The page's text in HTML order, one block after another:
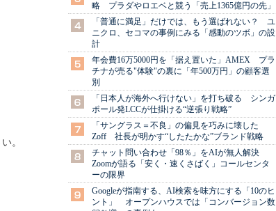
。
略 プラダやロエベと競う「売上1365億円の先」
「普通に満足」だけでは、もう選ばれない？ ユ
ニクロ、セコマの事例にみる「感動のツボ」の設
計
年会費16万5000円を「据え置いた」AMEX プラ
チナが売る"体験"の裏に「年500万円」の顧客選
別
「日本人が海外へ行けない」を打ち破る シンガ
ポール発LCCが仕掛ける“逆張り戦略”
「サングラス＝不良」の偏見を巧みに壊した
Zoff 社長が明かす“したたかな”ブランド戦略
チャット問い合わせ「98％」をAIが無人解決
Zoomが語る「安く・速くさばく」コールセンタ
ーの限界
Googleが指南する、AI検索を味方にする「10のヒ
ント」 オープンハウスでは「コンバージョン数